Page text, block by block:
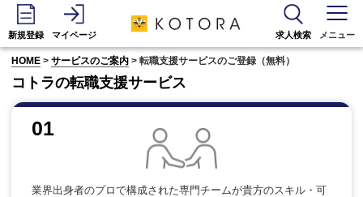
新規登録 マイページ 求人検索 メニュー
HOME >サービスのご案内 > 転職支援サービスのご登録（無料）
コトラの転職支援サービス
01
業界出身者のプロで構成された専門チームが貴方のスキル・可